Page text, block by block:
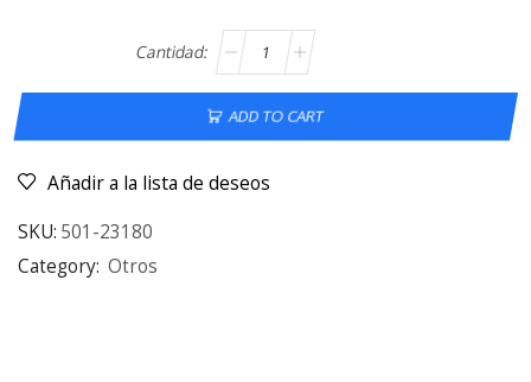
ADD TO CART
Añadir a la lista de deseos
SKU: 501-23180
Category: Otros